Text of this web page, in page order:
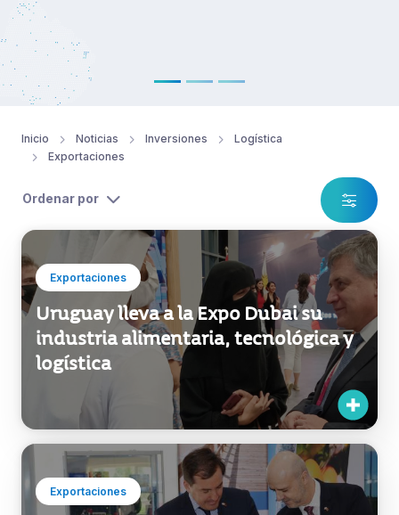
Inicio Noticias Inversiones
Logística
Exportaciones
Ordenar por
Exportaciones
Uruguay lleva a la Expo Dubai su
industria alimentaria, tecnológica y
logística
Exportaciones